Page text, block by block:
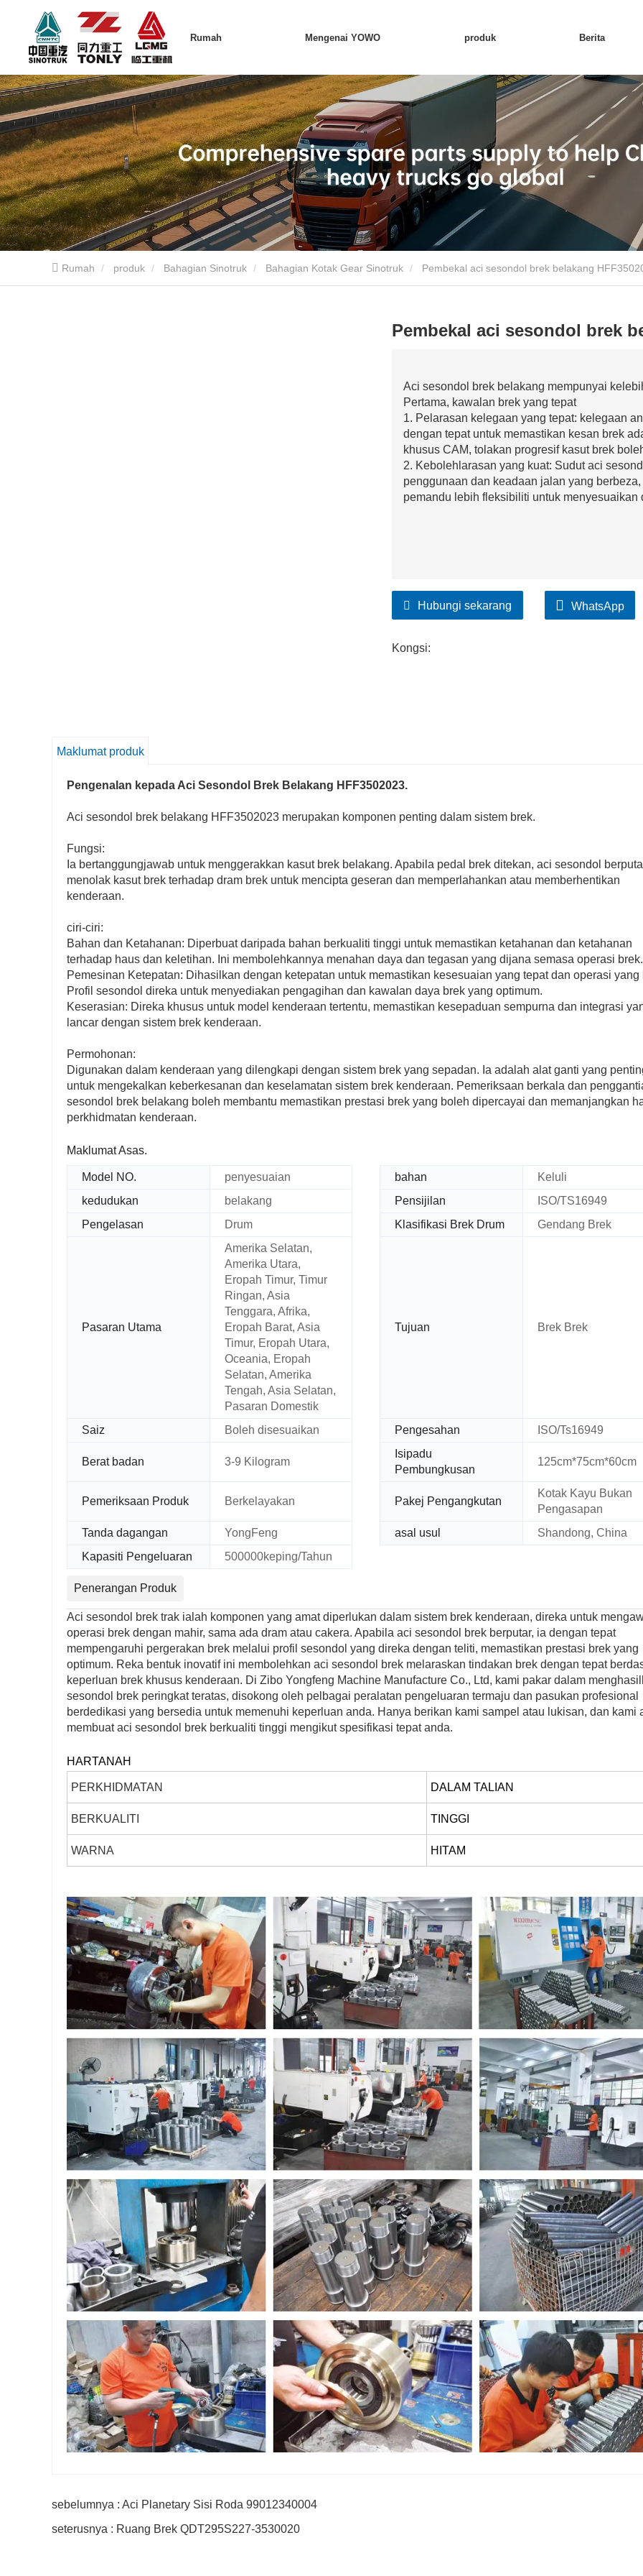
Rumah Mengenai YOWO produk Berita
Rumah produk Bahagian Sinotruk Bahagian Kotak Gear Sinotruk Pembekal aci sesondol brek belakang
Pembekal aci sesondol brek
Aci sesondol brek belakang mempunyai
Pertama, kawalan brek yang tepat
1. Pelarasan kelegaan yang tepat: kelegaan
dengan tepat untuk memastikan kesan brek
khusus CAM, tolakan progresif kasut brek
2. Kebolehlarasan yang kuat: Sudut aci
penggunaan dan keadaan jalan yang
pemandu lebih fleksibiliti untuk
Hubungi sekarang WhatsApp
Kongsi:
Maklumat produk
Pengenalan kepada Aci Sesondol Brek Belakang HFF3502023.
Aci sesondol brek belakang HFF3502023 merupakan komponen penting dalam sistem brek.
Fungsi:
Ia bertanggungjawab untuk menggerakkan kasut brek belakang. Apabila pedal brek ditekan, aci sesondol
menolak kasut brek terhadap dram brek untuk mencipta geseran dan memperlahankan atau memberhentikan
kenderaan.
ciri-ciri:
Bahan dan Ketahanan: Diperbuat daripada bahan berkualiti tinggi untuk memastikan ketahanan dan ketahanan
terhadap haus dan keletihan. Ini membolehkannya menahan daya dan tegasan yang dijana semasa operasi brek.
Pemesinan Ketepatan: Dihasilkan dengan ketepatan untuk memastikan kesesuaian yang tepat dan operasi yang
Profil sesondol direka untuk menyediakan pengagihan dan kawalan daya brek yang optimum.
Keserasian: Direka khusus untuk model kenderaan tertentu, memastikan kesepaduan sempurna dan integrasi
lancar dengan sistem brek kenderaan.
Permohonan:
Digunakan dalam kenderaan yang dilengkapi dengan sistem brek yang sepadan. Ia adalah alat ganti yang
untuk mengekalkan keberkesanan dan keselamatan sistem brek kenderaan. Pemeriksaan berkala dan
sesondol brek belakang boleh membantu memastikan prestasi brek yang boleh dipercayai dan memanjangkan
perkhidmatan kenderaan.
Maklumat Asas.
Model NO. penyesuaian bahan
Keluli
kedudukan
belakang Pensijilan
ISO/TS16949
Pengelasan
Drum Klasifikasi Brek Drum Gendang Brek
Pasaran Utama
Amerika Selatan,
Amerika Utara,
Eropah Timur, Timur
Ringan, Asia
Tenggara, Afrika,
Eropah Barat, Asia
Timur, Eropah Utara,
Oceania, Eropah
Selatan, Amerika
Tengah, Asia Selatan,
Pasaran Domestik
Tujuan Brek Brek
Saiz Boleh disesuaikan Pengesahan ISO/Ts16949
Berat badan 3-9 Kilogram
Isipadu
Pembungkusan
125cm*75cm*60cm
Pemeriksaan Produk Berkelayakan Pakej Pengangkutan
Kotak Kayu Bukan
Pengasapan
Tanda dagangan
YongFeng asal usul
Shandong, China
Kapasiti Pengeluaran
500000keping/Tahun
Penerangan Produk
Aci sesondol brek trak ialah komponen yang amat diperlukan dalam sistem brek kenderaan, direka untuk
operasi brek dengan mahir, sama ada dram atau cakera. Apabila aci sesondol brek berputar, ia dengan tepat
mempengaruhi pergerakan brek melalui profil sesondol yang direka dengan teliti, memastikan prestasi brek yang
optimum. Reka bentuk inovatif ini membolehkan aci sesondol brek melaraskan tindakan brek dengan tepat
keperluan brek khusus kenderaan. Di Zibo Yongfeng Machine Manufacture Co., Ltd, kami pakar dalam
sesondol brek peringkat teratas, disokong oleh pelbagai peralatan pengeluaran termaju dan pasukan profesional
berdedikasi yang bersedia untuk memenuhi keperluan anda. Hanya berikan kami sampel atau lukisan, dan kami
membuat aci sesondol brek berkualiti tinggi mengikut spesifikasi tepat anda.
HARTANAH
PERKHIDMATAN DALAM TALIAN
BERKUALITI TINGGI
WARNA HITAM
sebelumnya : Aci Planetary Sisi Roda 99012340004
seterusnya : Ruang Brek QDT295S227-3530020